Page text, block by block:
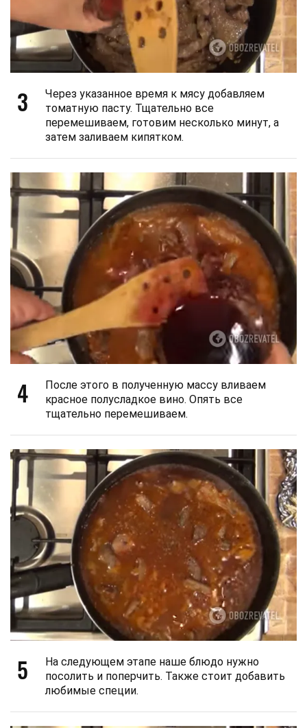
3
Через указанное время к мясу добавляем
томатную пасту. Тщательно все
перемешиваем, готовим несколько минут, а
затем заливаем кипятком.
4
После этого в полученную массу вливаем
красное полусладкое вино. Опять все
тщательно перемешиваем.
5
На следующем этапе наше блюдо нужно
посолить и поперчить. Также стоит добавить
любимые специи.